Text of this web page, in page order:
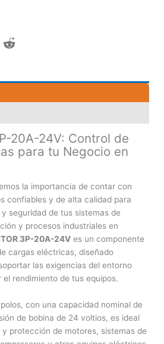
20A-24V: Control de
para tu Negocio en
la importancia de contar con
confiables y de alta calidad para
seguridad de tus sistemas de
y procesos industriales en
3P-20A-24V es un componente
cargas eléctricas, diseñado
las exigencias del entorno
rendimiento de tus equipos.
con una capacidad nominal de
de bobina de 24 voltios, es ideal
protección de motores, sistemas de